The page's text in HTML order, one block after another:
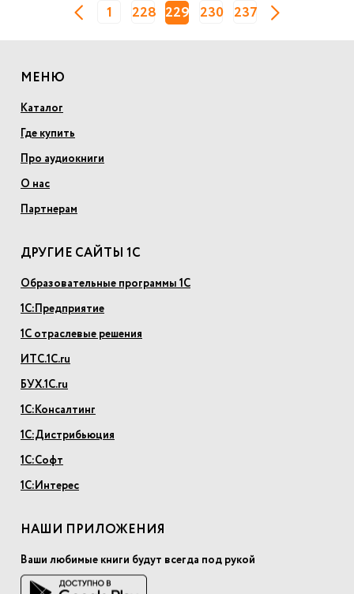
1 228 229 230 237
МЕНЮ
Каталог
Где купить
Про аудиокниги
О нас
Партнерам
ДРУГИЕ САЙТЫ 1С
Образовательные программы 1С
1С:Предприятие
1С отраслевые решения
ИТС.1С.ru
БУХ.1С.ru
1С:Консалтинг
1С:Дистрибьюция
1С:Софт
1С:Интерес
НАШИ ПРИЛОЖЕНИЯ
Ваши любимые книги будут всегда под рукой